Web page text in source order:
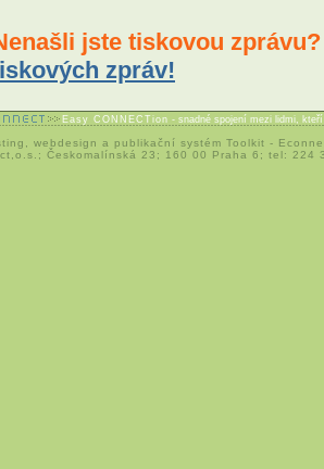
jste tiskovou
zpráv!
Easy CONNECTion - snadné spojení mezi lidmi,
webdesign a publikační systém Toolkit -
Českomalínská 23; 160 00 Praha 6; tel: 224